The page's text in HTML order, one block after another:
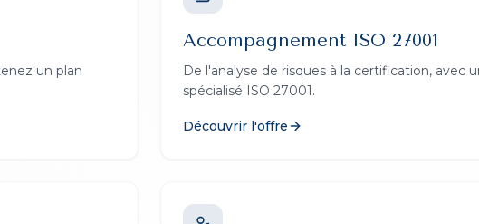
un plan
Accompagnement ISO 27001
De l'analyse de risques à la certification, avec
spécialisé ISO 27001.
Découvrir l'offre